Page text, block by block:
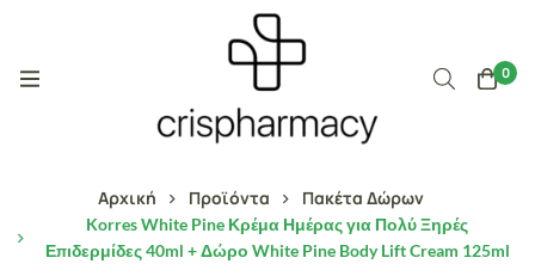
0
Αρχική Προϊόντα Πακέτα Δώρων
Korres White Pine Κρέμα Ημέρας για Πολύ Ξηρές
Επιδερμίδες 40ml + Δώρο White Pine Body Lift Cream 125ml